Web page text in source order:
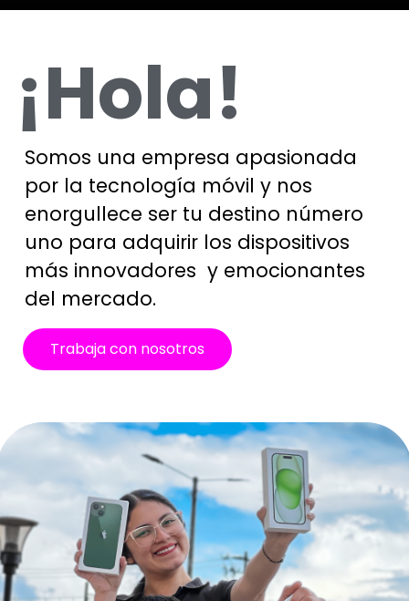
¡Hola!
Somos una empresa apasionada
por la tecnología móvil y nos
enorgullece ser tu destino número
uno para adquirir los dispositivos
más innovadores y emocionantes
del mercado.
Trabaja con nosotros